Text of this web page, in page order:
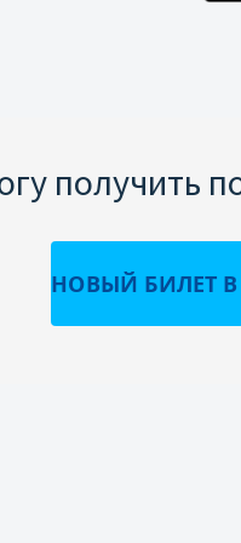
получить
НОВЫЙ БИЛЕТ